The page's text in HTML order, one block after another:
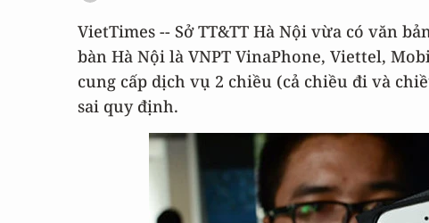
VietTimes -- Sở TT&TT Hà Nội vừa có văn
bàn Hà Nội là VNPT VinaPhone, Viettel,
cung cấp dịch vụ 2 chiều (cả chiều đi và
sai quy định.